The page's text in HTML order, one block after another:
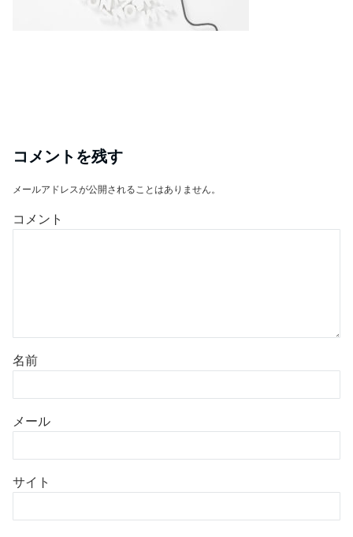
コメントを残す
メールアドレスが公開されることはありません。
コメント
名前
メール
サイト